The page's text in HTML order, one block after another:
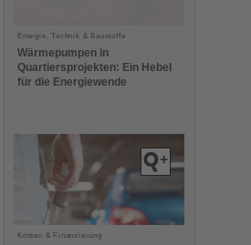
Energie, Technik & Baustoffe
Wärmepumpen in
Quartiersprojekten: Ein Hebel
für die Energiewende
Kosten & Finanzierung